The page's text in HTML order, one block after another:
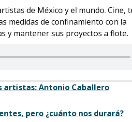
de México y el mundo. Cine,
medidas de confinamiento con la
y mantener sus proyectos a flote.
artistas: Antonio Caballero
pero ¿cuánto nos durará?